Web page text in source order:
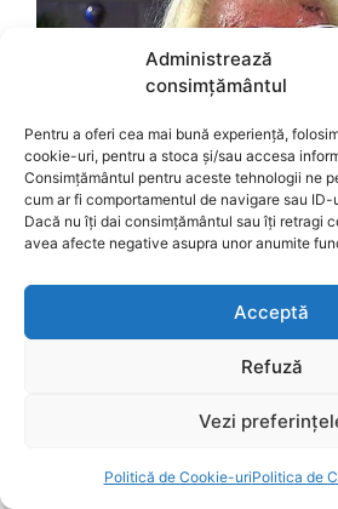
Administrează
consimțământul
Pentru a oferi cea mai bună experiență,
cookie-uri, pentru a stoca și/sau accesa
Consimțământul pentru aceste tehnologii ne
cum ar fi comportamentul de navigare sau
Dacă nu îți dai consimțământul sau îți retragi
avea afecte negative asupra unor anumite
Acceptă
Refuză
Vezi
Politică de Cookie-uriPolitica de